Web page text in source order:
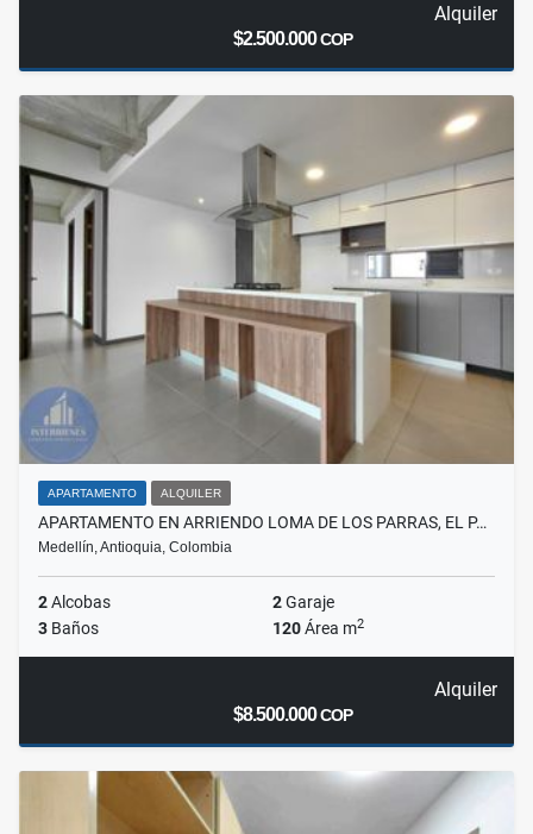
Alquiler
$2.500.000COP
APARTAMENTO ALQUILER
APARTAMENTO EN ARRIENDO LOMA DE LOS PARRAS, EL P…
Medellín, Antioquia, Colombia
2Alcobas 2Garaje
3 Baños 120Área m2
Alquiler
$8.500.000COP